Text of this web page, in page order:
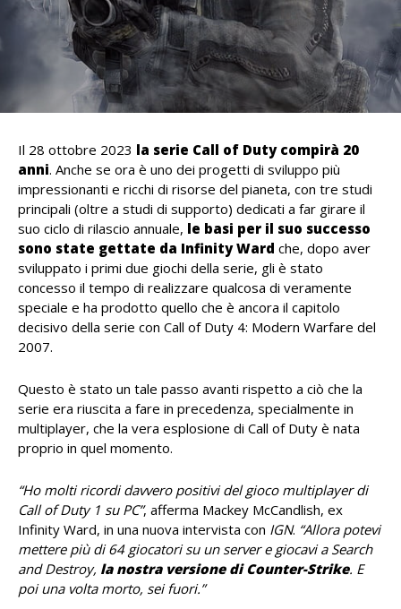
Il 28 ottobre 2023 la serie Call of Duty compirà 20
anni. Anche se ora è uno dei progetti di sviluppo più
impressionanti e ricchi di risorse del pianeta, con tre studi
principali (oltre a studi di supporto) dedicati a far girare il
suo ciclo di rilascio annuale, le basi per il suo successo
sono state gettate da Infinity Ward che, dopo aver
sviluppato i primi due giochi della serie, gli è stato
concesso il tempo di realizzare qualcosa di veramente
speciale e ha prodotto quello che è ancora il capitolo
decisivo della serie con Call of Duty 4: Modern Warfare del
2007.
Questo è stato un tale passo avanti rispetto a ciò che la
serie era riuscita a fare in precedenza, specialmente in
multiplayer, che la vera esplosione di Call of Duty è nata
proprio in quel momento.
“Ho molti ricordi davvero positivi del gioco multiplayer di
Call of Duty 1 su PC”, afferma Mackey McCandlish, ex
Infinity Ward, in una nuova intervista con IGN. “Allora potevi
mettere più di 64 giocatori su un server e giocavi a Search
and Destroy, la nostra versione di Counter-Strike. E
poi una volta morto, sei fuori.”